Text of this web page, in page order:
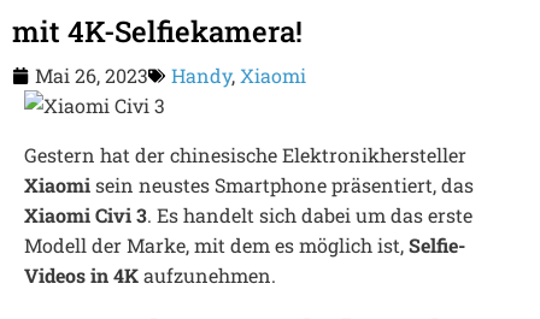
mit 4K-Selfiekamera!
Mai 26, 2023 Handy, Xiaomi
Gestern hat der chinesische Elektronikhersteller
Xiaomisein neustes Smartphone präsentiert, das
Xiaomi Civi 3. Es handelt sich dabei um das erste
Modell der Marke, mit dem es möglich ist,Selfie-
Videos in 4Kaufzunehmen.